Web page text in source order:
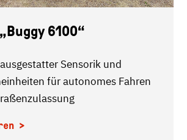
6100“
Sensorik und
für autonomes Fahren